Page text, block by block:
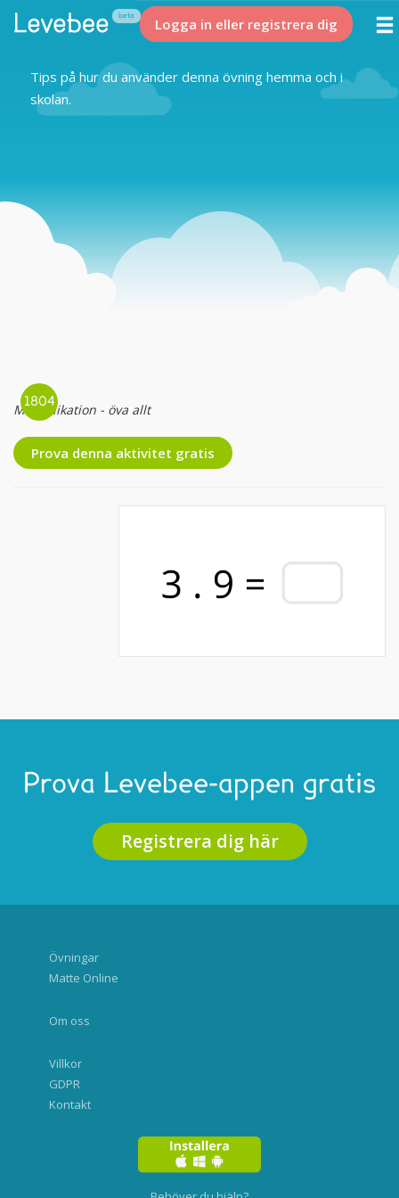
Logga in eller registrera dig
Tips på hur du använder denna övning hemma och i
skolan.
Multiplikation - öva allt
Prova denna aktivitet gratis
Prova Levebee-appen gratis
Registrera dig här
Övningar
Matte Online
Om oss
Villkor
GDPR
Kontakt